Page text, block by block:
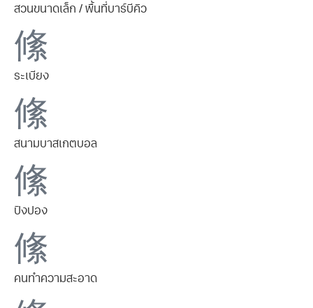
สวนขนาดเล็ก / พื้นที่บาร์บีคิว
ระเบียง
สนามบาสเกตบอล
ปิงปอง
คนทำความสะอาด